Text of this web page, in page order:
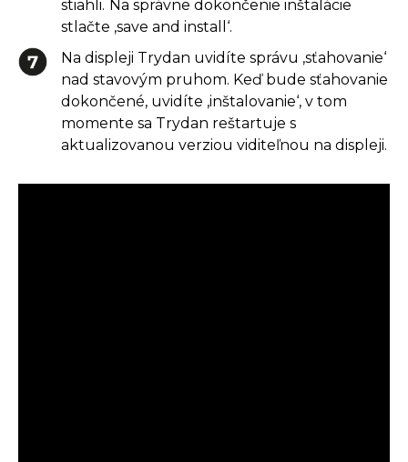
stiahli. Na správne dokončenie inštalácie
stlačte ‚save and install‘.
Na displeji Trydan uvidíte správu ‚sťahovanie‘
nad stavovým pruhom. Keď bude sťahovanie
dokončené, uvidíte ‚inštalovanie‘, v tom
momente sa Trydan reštartuje s
aktualizovanou verziou viditeľnou na displeji.